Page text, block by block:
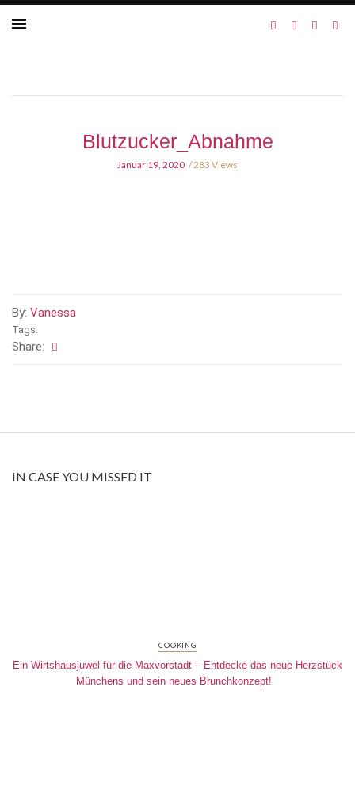
Blutzucker_Abnahme
Januar 19, 2020 283 Views
By: Vanessa
Tags:
Share:
IN CASE YOU MISSED IT
COOKING
Ein Wirtshausjuwel für die Maxvorstadt – Entdecke das neue Herzstück
Münchens und sein neues Brunchkonzept!